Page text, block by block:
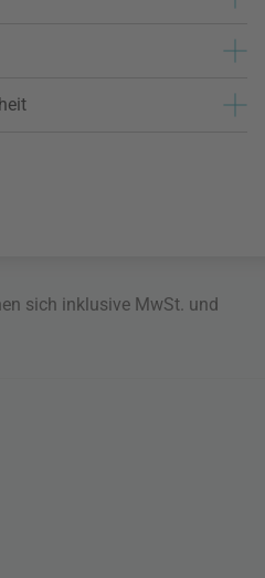
sich inklusive MwSt. und